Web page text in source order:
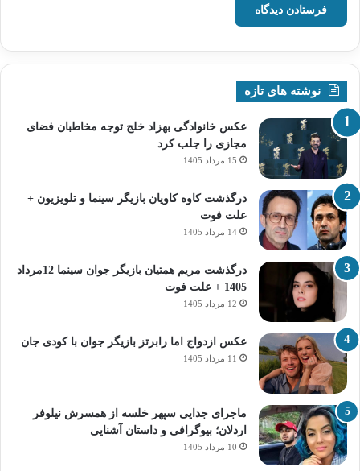
نوشته های تازه
عکس خانوادگی بهزاد خلج توجه مخاطبان فضای
مجازی را جلب کرد
15 مرداد 1405
درگذشت کاوه کاویان بازیگر سینما و تلویزیون +
علت فوت
14 مرداد 1405
درگذشت مریم همتیان بازیگر جوان سینما 12مرداد
1405 + علت فوت
12 مرداد 1405
عکس ازدواج اما رابرتز بازیگر جوان با کودی جان
11 مرداد 1405
ماجرای جدایی سپهر خلسه از همسرش نیلوفر
اردلان؛ بیوگرافی و داستان آشنایی
10 مرداد 1405